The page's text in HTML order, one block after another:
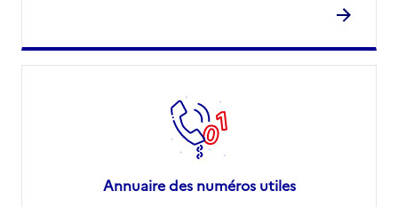
Annuaire des numéros utiles